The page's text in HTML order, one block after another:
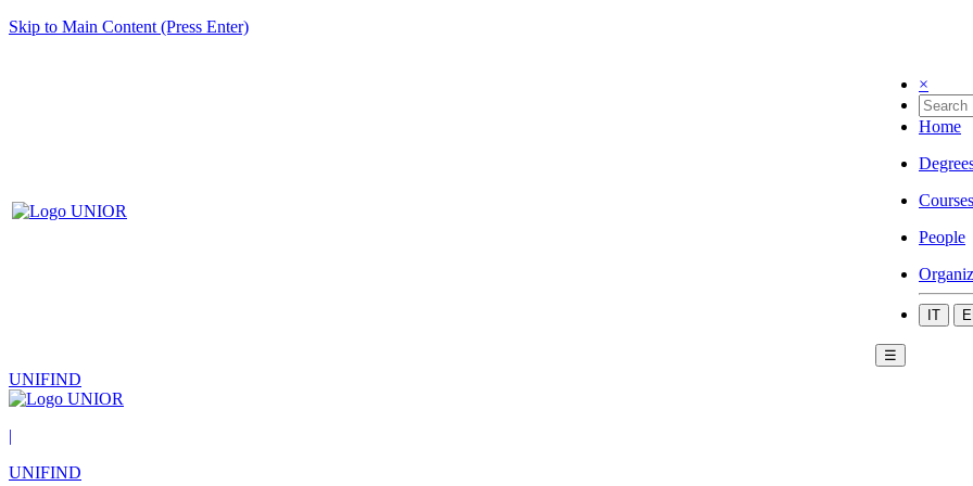
Skip to Main Content (Press Enter)
×
Home
Courses
People
IT
☰
UNIFIND
|
UNIFIND